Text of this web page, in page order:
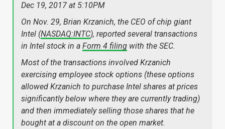
Dec 19, 2017 at 5:10PM
On Nov. 29, Brian Krzanich, the CEO of chip giant
Intel (NASDAQ:INTC), reported several transactions
in Intel stock in a Form 4 filing with the SEC.
Most of the transactions involved Krzanich
exercising employee stock options (these options
allowed Krzanich to purchase Intel shares at prices
significantly below where they are currently trading)
and then immediately selling those shares that he
bought at a discount on the open market.